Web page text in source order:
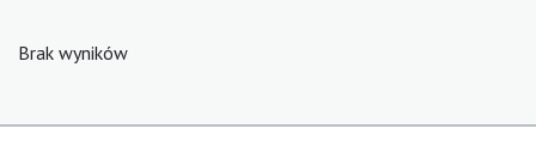
Brak wyników